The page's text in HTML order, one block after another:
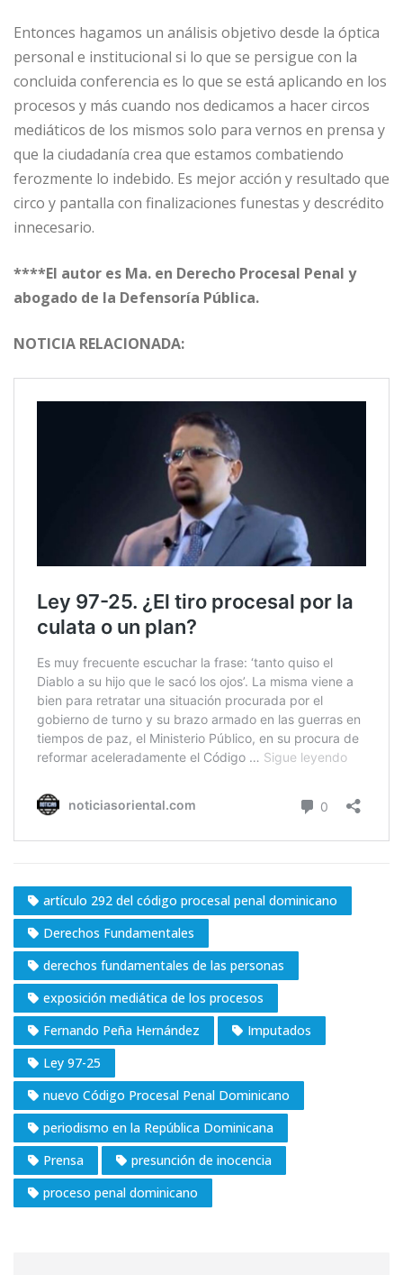
Entonces hagamos un análisis objetivo desde la óptica
personal e institucional si lo que se persigue con la
concluida conferencia es lo que se está aplicando en los
procesos y más cuando nos dedicamos a hacer circos
mediáticos de los mismos solo para vernos en prensa y
que la ciudadanía crea que estamos combatiendo
ferozmente lo indebido. Es mejor acción y resultado que
circo y pantalla con finalizaciones funestas y descrédito
innecesario.
****El autor es Ma. en Derecho Procesal Penal y
abogado de la Defensoría Pública.
NOTICIA RELACIONADA:
artículo 292 del código procesal penal dominicano
Derechos Fundamentales
derechos fundamentales de las personas
exposición mediática de los procesos
Fernando Peña Hernández
Imputados
Ley 97-25
nuevo Código Procesal Penal Dominicano
periodismo en la República Dominicana
Prensa
presunción de inocencia
proceso penal dominicano